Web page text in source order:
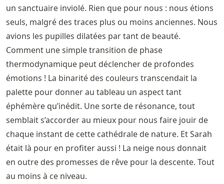
un sanctuaire inviolé. Rien que pour nous : nous étions
seuls, malgré des traces plus ou moins anciennes. Nous
avions les pupilles dilatées par tant de beauté.
Comment une simple transition de phase
thermodynamique peut déclencher de profondes
émotions ! La binarité des couleurs transcendait la
palette pour donner au tableau un aspect tant
éphémère qu’inédit. Une sorte de résonance, tout
semblait s’accorder au mieux pour nous faire jouir de
chaque instant de cette cathédrale de nature. Et Sarah
était là pour en profiter aussi ! La neige nous donnait
en outre des promesses de rêve pour la descente. Tout
au moins à ce niveau.